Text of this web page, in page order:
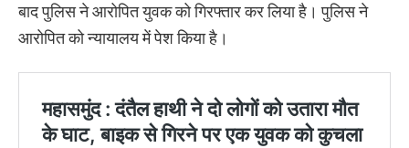
बाद पुलिस ने आरोपित युवक को गिरफ्तार कर लिया है। पुलिस ने
आरोपित को न्यायालय में पेश किया है।